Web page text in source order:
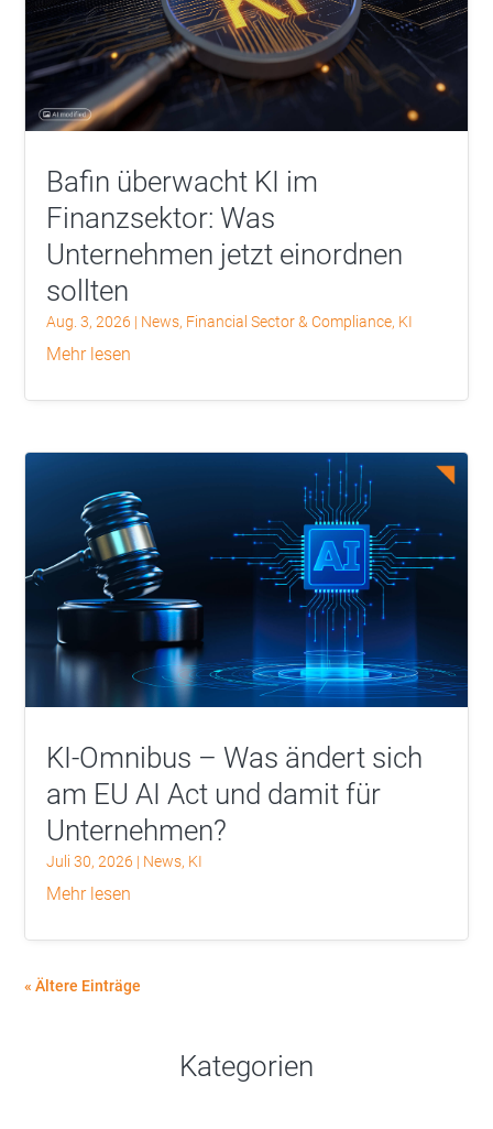
Bafin überwacht KI im
Finanzsektor: Was
Unternehmen jetzt einordnen
sollten
Aug. 3, 2026 | News, Financial Sector & Compliance, KI
mehr lesen
KI-Omnibus – Was ändert sich
am EU AI Act und damit für
Unternehmen?
Juli 30, 2026 | News, KI
mehr lesen
« Ältere Einträge
Kategorien